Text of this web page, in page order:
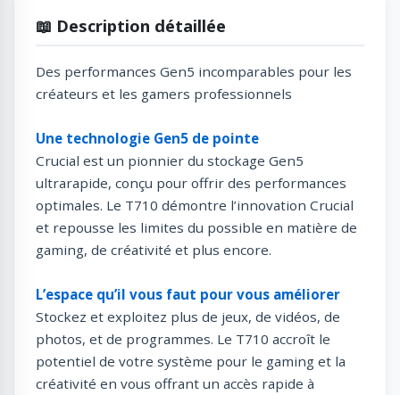
📖 Description détaillée
Des performances Gen5 incomparables pour les
créateurs et les gamers professionnels
Une technologie Gen5 de pointe
Crucial est un pionnier du stockage Gen5
ultrarapide, conçu pour offrir des performances
optimales. Le T710 démontre l’innovation Crucial
et repousse les limites du possible en matière de
gaming, de créativité et plus encore.
L’espace qu’il vous faut pour vous améliorer
Stockez et exploitez plus de jeux, de vidéos, de
photos, et de programmes. Le T710 accroît le
potentiel de votre système pour le gaming et la
créativité en vous offrant un accès rapide à